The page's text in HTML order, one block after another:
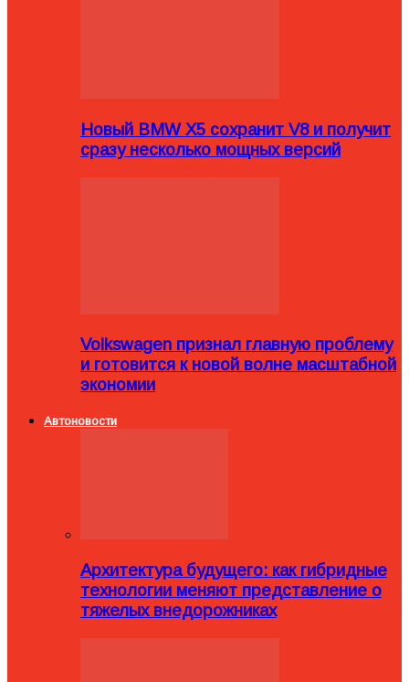
Новый BMW X5 сохранит V8 и получит
сразу несколько мощных версий
Volkswagen признал главную проблему
и готовится к новой волне масштабной
экономии
Автоновости
Архитектура будущего: как гибридные
технологии меняют представление о
тяжелых внедорожниках